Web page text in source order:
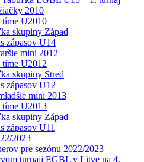
2010
U2010
skupiny Západ
zápasov U14
mini 2012
U2012
skupiny Stred
zápasov U12
mini 2013
U2013
skupiny Západ
zápasov U11
2023
pre sezónu 2022/2023
turnaji EGBL v Litve na 4.